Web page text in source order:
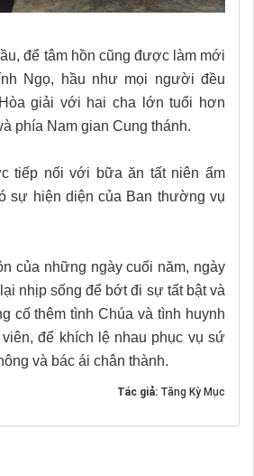
để tâm hồn cũng được làm mới
Ngọ, hầu như mọi người đều
giải với hai cha lớn tuổi hơn
phía Nam gian Cung thánh.
tiếp nối với bữa ăn tất niên ấm
sự hiện diện của Ban thường vụ
của những ngày cuối năm, ngày
nhịp sống để bớt đi sự tất bật và
cố thêm tình Chúa và tình huynh
để khích lệ nhau phục vụ sứ
và bác ái chân thành.
Tác giả: Tăng Kỳ Mục